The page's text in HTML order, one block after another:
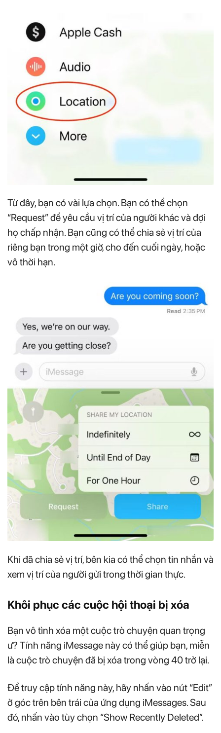
Từ đây, bạn có vài lựa chọn. Bạn có thể chọn
“Request” để yêu cầu vị trí của người khác và đợi
họ chấp nhận. Bạn cũng có thể chia sẻ vị trí của
riêng bạn trong một giờ, cho đến cuối ngày, hoặc
vô thời hạn.
Khi đã chia sẻ vị trí, bên kia có thể chọn tin nhắn và
xem vị trí của người gửi trong thời gian thực.
Khôi phục các cuộc hội thoại bị xóa
Bạn vô tình xóa một cuộc trò chuyện quan trọng
ư? Tính năng iMessage này có thể giúp bạn, miễn
là cuộc trò chuyện đã bị xóa trong vòng 40 trở lại.
Để truy cập tính năng này, hãy nhấn vào nút “Edit”
ở góc trên bên trái của ứng dụng iMessages. Sau
đó, nhấn vào tùy chọn “Show Recently Deleted”.